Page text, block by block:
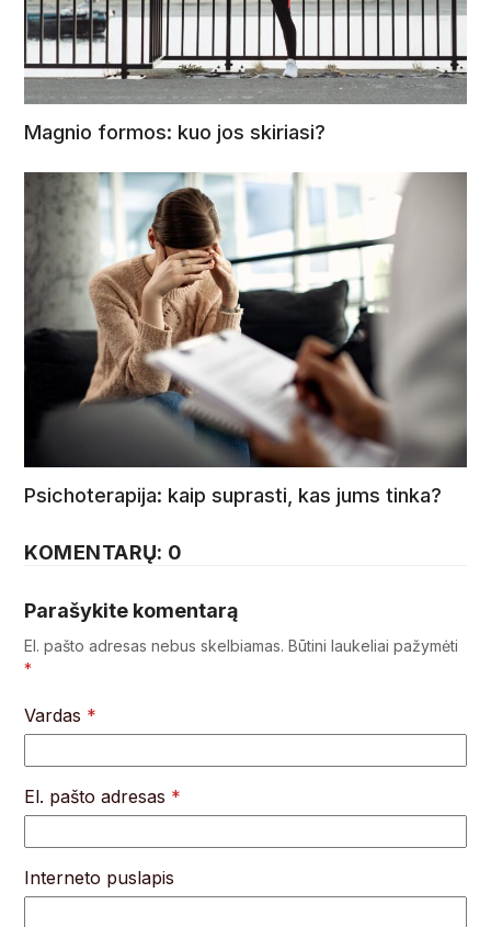
Magnio formos: kuo jos skiriasi?
Psichoterapija: kaip suprasti, kas jums tinka?
KOMENTARŲ: 0
Parašykite komentarą
El. pašto adresas nebus skelbiamas. Būtini laukeliai pažymėti
*
Vardas *
El. pašto adresas *
Interneto puslapis